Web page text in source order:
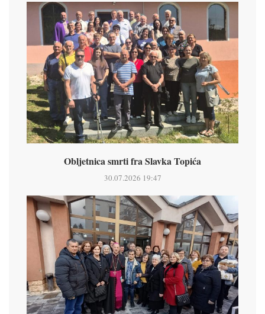
Obljetnica smrti fra Slavka Topića
30.07.2026 19:47